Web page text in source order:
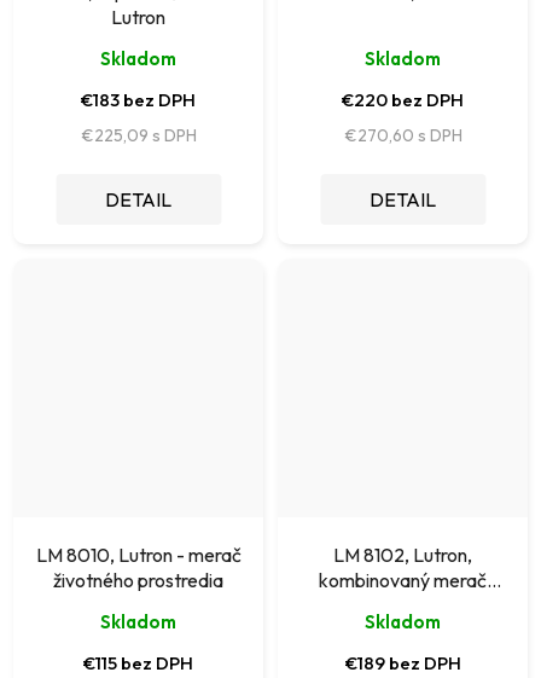
Lutron
Skladom
€183 bez DPH
€225,09
DETAIL
Skladom
€220 bez DPH
€270,60
DETAIL
LM 8010, Lutron - merač
životného prostredia
Skladom
€115 bez DPH
LM 8102, Lutron,
kombinovaný merač
Skladom
€189 bez DPH